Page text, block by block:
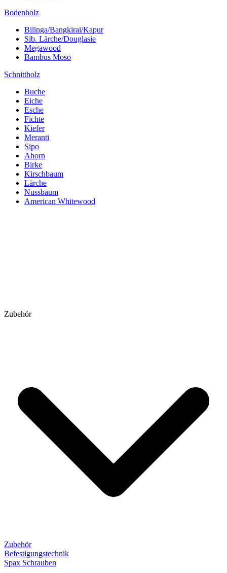
Bodenholz
Bilinga/Bangkirai/Kapur
Sib. Lärche/Douglasie
Megawood
Bambus Moso
Schnittholz
Buche
Eiche
Esche
Fichte
Kiefer
Meranti
Sipo
Ahorn
Birke
Kirschbaum
Lärche
Nussbaum
American Whitewood
Zubehör
Zubehör
Befestigungstechnik
Spax Schrauben